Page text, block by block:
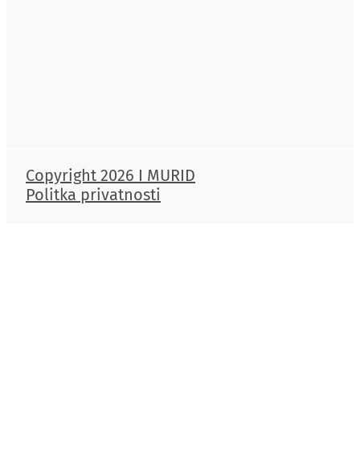
Copyright 2026 I MURID
Politka privatnosti